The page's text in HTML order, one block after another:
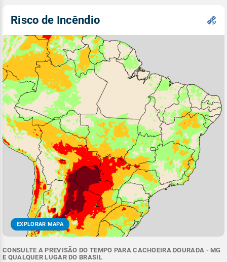
Risco de Incêndio
EXPLORAR MAPA
CONSULTE A PREVISÃO DO TEMPO PARA CACHOEIRA DOURADA - MG
E QUALQUER LUGAR DO BRASIL